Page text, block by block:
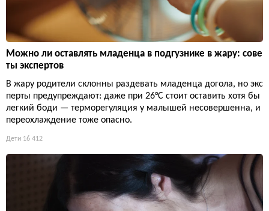
Можно ли оставлять младенца в подгузнике в жару: сове
ты экспертов
В жару родители склонны раздевать младенца догола, но экс
перты предупреждают: даже при 26°C стоит оставить хотя бы
легкий боди — терморегуляция у малышей несовершенна, и
переохлаждение тоже опасно.
Дети 16 412